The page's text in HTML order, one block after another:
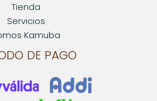
Tienda
Servicios
Kamuba
DE PAGO